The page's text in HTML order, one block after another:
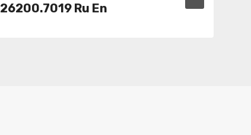
26200.7019 Ru En